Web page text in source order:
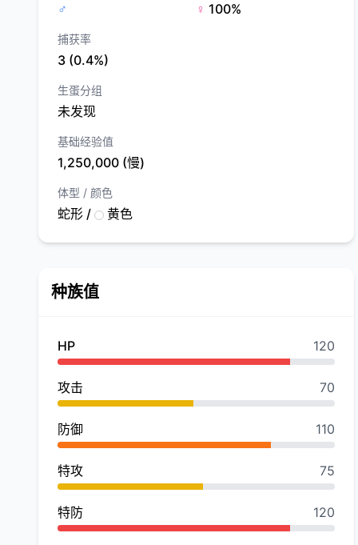
♂ ♀ 100%
捕获率
3 (0.4%)
生蛋分组
未发现
基础经验值
1,250,000 (慢)
体型 / 颜色
蛇形 / 黄色
种族值
HP 120
攻击 70
防御 110
特攻 75
特防 120